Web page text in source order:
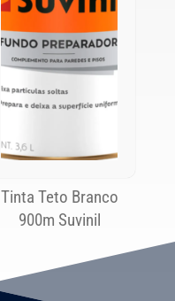
Tinta Teto Branco
900m Suvinil